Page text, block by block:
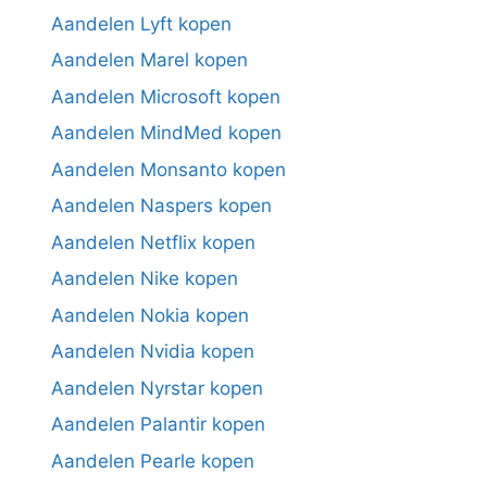
Aandelen Lyft kopen
Aandelen Marel kopen
Aandelen Microsoft kopen
Aandelen MindMed kopen
Aandelen Monsanto kopen
Aandelen Naspers kopen
Aandelen Netflix kopen
Aandelen Nike kopen
Aandelen Nokia kopen
Aandelen Nvidia kopen
Aandelen Nyrstar kopen
Aandelen Palantir kopen
Aandelen Pearle kopen